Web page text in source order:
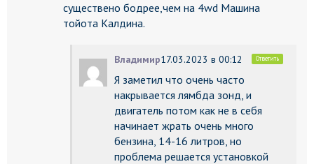
существено бодрее,чем на 4wd Машина
тойота Калдина.
Владимир17.03.2023 в 00:12 Ответить
Я заметил что очень часто
накрывается лямбда зонд, и
двигатель потом как не в себя
начинает жрать очень много
бензина, 14-16 литров, но
проблема решается установкой